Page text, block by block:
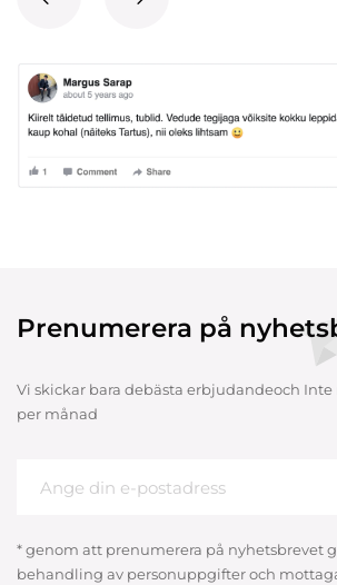
Prenumerera på
Vi skickar bara debästa erbjudandeoch Inte
per månad
* genom att prenumerera på nyhetsbrevet
behandling av personuppgifter och